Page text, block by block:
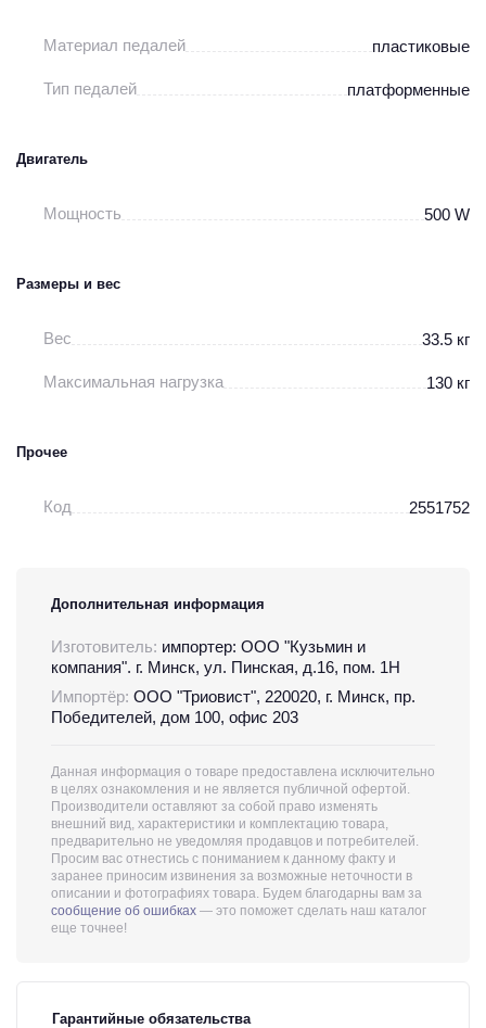
Материал педалей пластиковые
Тип педалей платформенные
Двигатель
Мощность 500 W
Размеры и вес
Вес 33.5 кг
Максимальная нагрузка 130 кг
Прочее
Код 2551752
Дополнительная информация
Изготовитель: импортер: ООО "Кузьмин и
компания". г. Минск, ул. Пинская, д.16, пом. 1Н
Импортёр: ООО "Триовист", 220020, г. Минск, пр.
Победителей, дом 100, офис 203
Данная информация о товаре предоставлена исключительно
в целях ознакомления и не является публичной офертой.
Производители оставляют за собой право изменять
внешний вид, характеристики и комплектацию товара,
предварительно не уведомляя продавцов и потребителей.
Просим вас отнестись с пониманием к данному факту и
заранее приносим извинения за возможные неточности в
описании и фотографиях товара. Будем благодарны вам за
сообщение об ошибках — это поможет сделать наш каталог
еще точнее!
Гарантийные обязательства